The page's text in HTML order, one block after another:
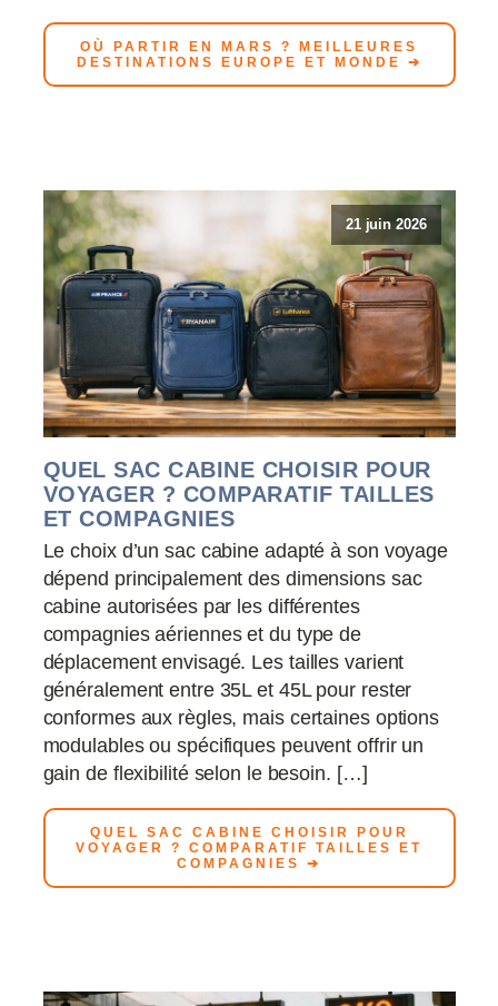
OÙ PARTIR EN MARS ? MEILLEURES
DESTINATIONS EUROPE ET MONDE ➔
21 juin 2026
QUEL SAC CABINE CHOISIR POUR
VOYAGER ? COMPARATIF TAILLES
ET COMPAGNIES
Le choix d’un sac cabine adapté à son voyage
dépend principalement des dimensions sac
cabine autorisées par les différentes
compagnies aériennes et du type de
déplacement envisagé. Les tailles varient
généralement entre 35L et 45L pour rester
conformes aux règles, mais certaines options
modulables ou spécifiques peuvent offrir un
gain de flexibilité selon le besoin. […]
QUEL SAC CABINE CHOISIR POUR
VOYAGER ? COMPARATIF TAILLES ET
COMPAGNIES ➔